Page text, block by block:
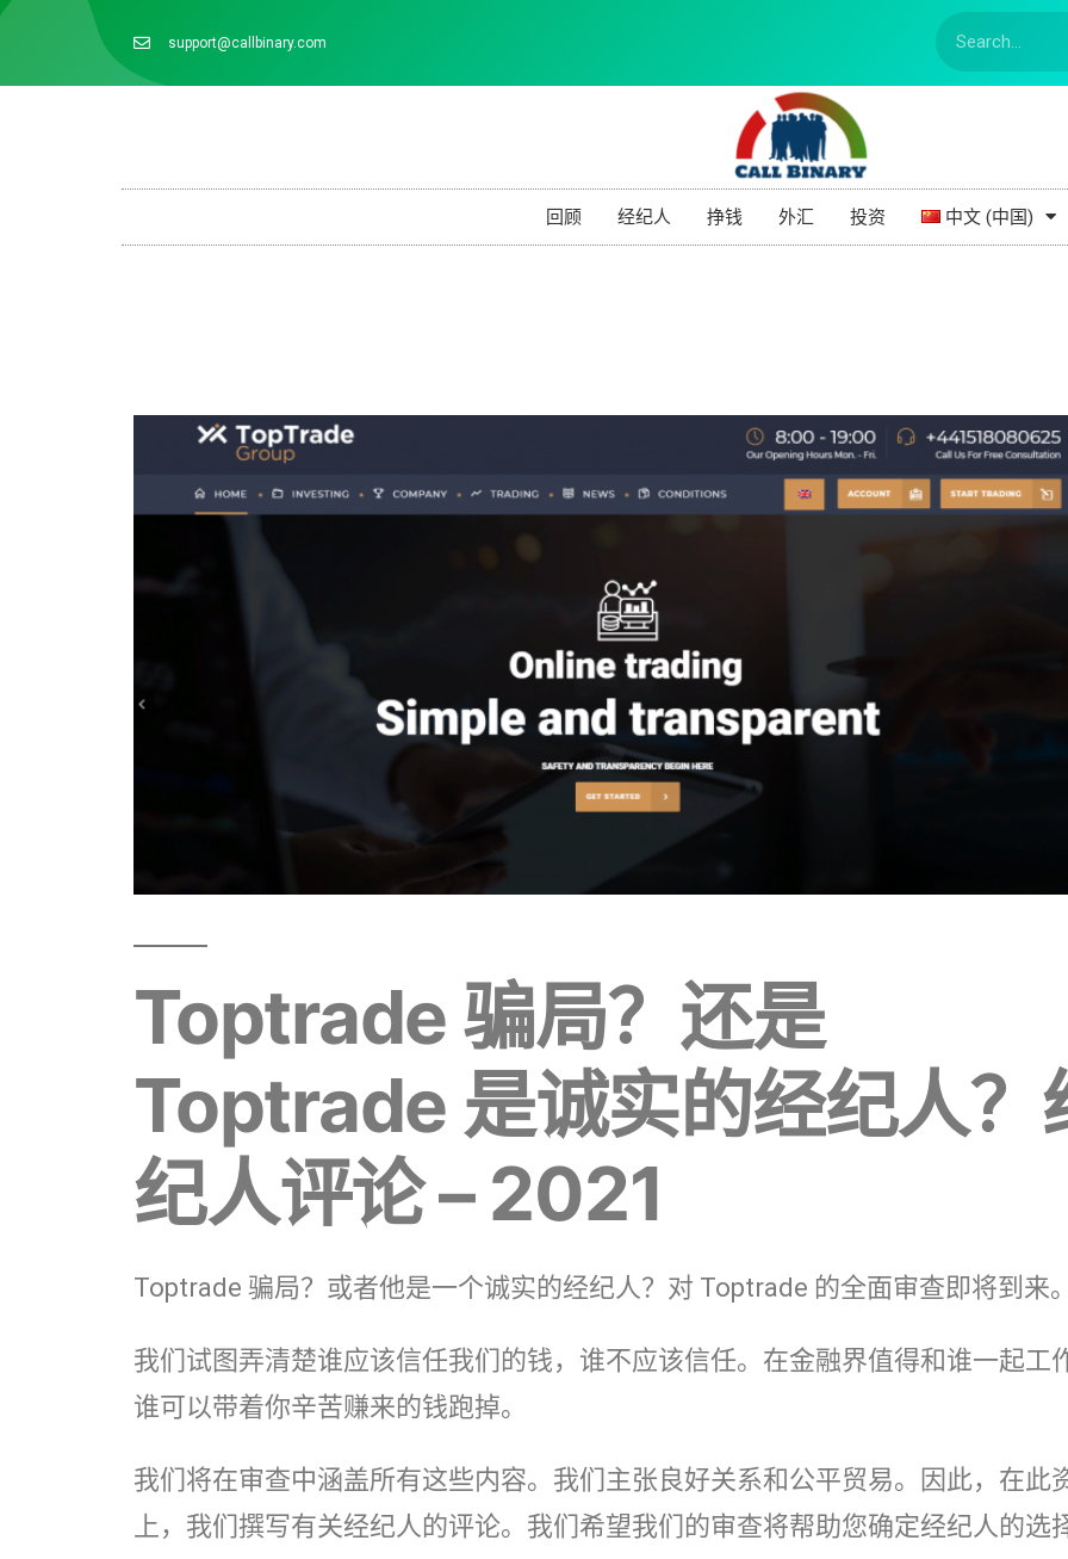
support@callbinary.com
回顾 经纪人 挣钱 外汇 投资 中文 (中国)
Toptrade 骗局？还是
Toptrade 是诚实的经纪人？
纪人评论 – 2021
Toptrade 骗局？或者他是一个诚实的经纪人？对 Toptrade 的全面审查即将到来。
我们试图弄清楚谁应该信任我们的钱，谁不应该信任。在金融界值得和谁一起工
谁可以带着你辛苦赚来的钱跑掉。
我们将在审查中涵盖所有这些内容。我们主张良好关系和公平贸易。因此，在此
上，我们撰写有关经纪人的评论。我们希望我们的审查将帮助您确定经纪人的选